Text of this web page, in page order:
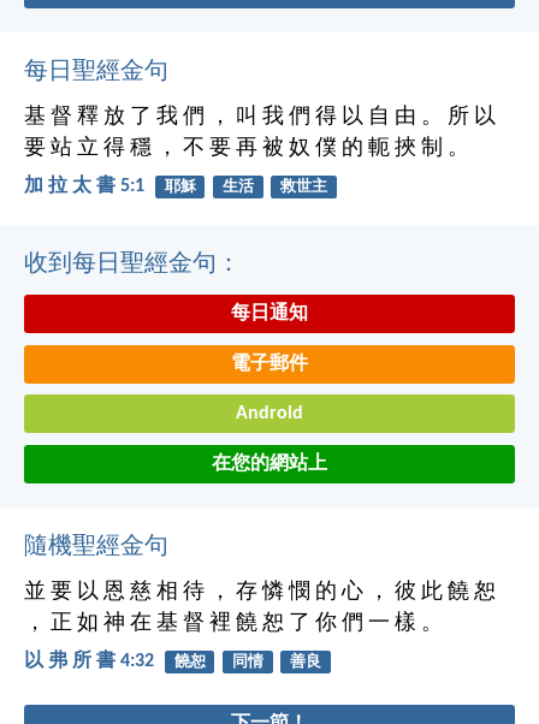
每日聖經金句
基 督 釋 放 了 我 們 ， 叫 我 們 得 以 自 由 。 所 以
要 站 立 得 穩 ， 不 要 再 被 奴 僕 的 軛 挾 制 。
加 拉 太 書 5:1 耶穌 生活 救世主
收到每日聖經金句：
每日通知
電子郵件
Android
在您的網站上
隨機聖經金句
並 要 以 恩 慈 相 待 ， 存 憐 憫 的 心 ， 彼 此 饒 恕
， 正 如 神 在 基 督 裡 饒 恕 了 你 們 一 樣 。
以 弗 所 書 4:32 饒恕 同情 善良